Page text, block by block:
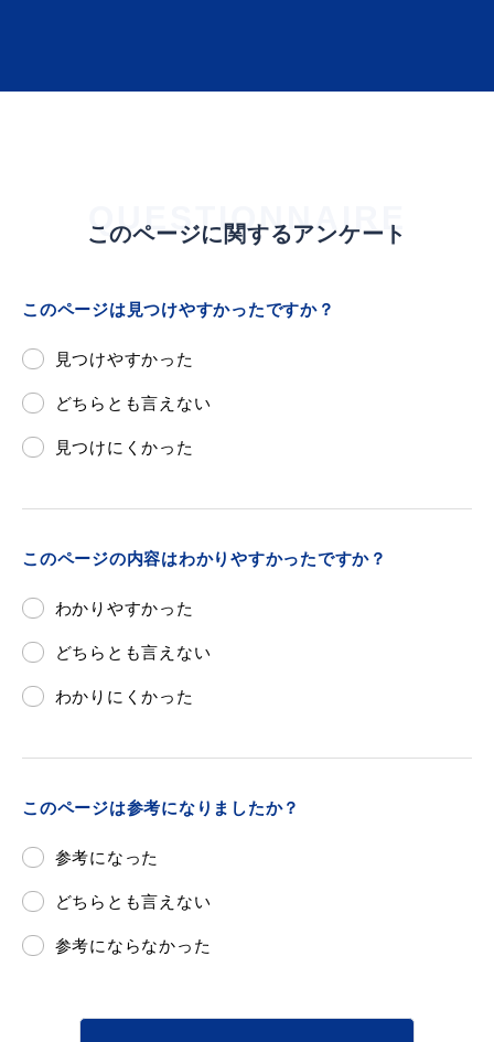
防災・消防
公共施設
便利なサービス
気象情報リンク集
QUESTIONNAIRE
このページに関するアンケート
このページは見つけやすかったですか？
見つけやすかった
どちらとも言えない
見つけにくかった
このページの内容はわかりやすかったですか？
わかりやすかった
どちらとも言えない
わかりにくかった
このページは参考になりましたか？
参考になった
どちらとも言えない
参考にならなかった